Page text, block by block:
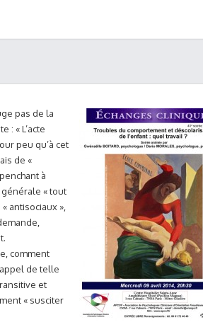
pas de la
: « L’acte
peu qu’à cet
de «
à
« tout
antisociaux »,
comment
de telle
et
« susciter